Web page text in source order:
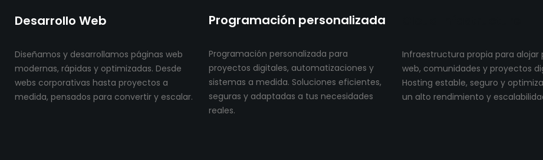
Desarrollo Web
Diseñamos y desarrollamos páginas web
modernas, rápidas y optimizadas. Desde
webs corporativas hasta proyectos a
medida, pensados para convertir y escalar.
Programación personalizada
Programación personalizada para
proyectos digitales, automatizaciones y
sistemas a medida. Soluciones eficientes,
seguras y adaptadas a tus necesidades
reales.
Infraestructura propia para alojar
web, comunidades y proyectos
Hosting estable, seguro y
un alto rendimiento y